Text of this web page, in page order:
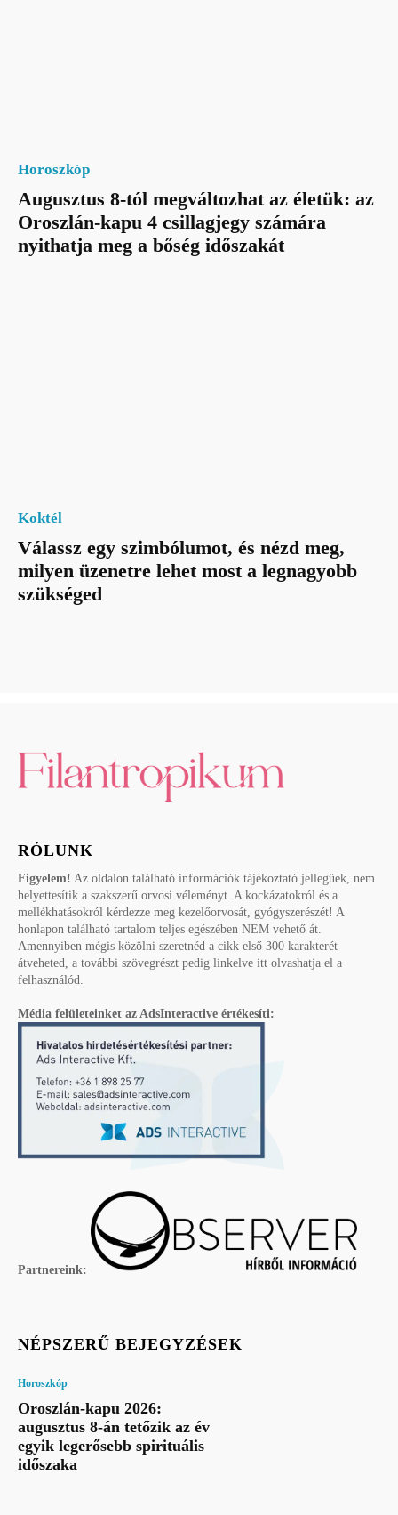
Horoszkóp
Augusztus 8-tól megváltozhat az életük: az
Oroszlán-kapu 4 csillagjegy számára
nyithatja meg a bőség időszakát
Koktél
Válassz egy szimbólumot, és nézd meg,
milyen üzenetre lehet most a legnagyobb
szükséged
RÓLUNK
Figyelem! Az oldalon található információk tájékoztató jellegűek, nem
helyettesítik a szakszerű orvosi véleményt. A kockázatokról és a
mellékhatásokról kérdezze meg kezelőorvosát, gyógyszerészét! A
honlapon található tartalom teljes egészében NEM vehető át.
Amennyiben mégis közölni szeretnéd a cikk első 300 karakterét
átveheted, a további szövegrészt pedig linkelve itt olvashatja el a
felhasználód.
Média felületeinket az AdsInteractive értékesíti:
Partnereink:
NÉPSZERŰ BEJEGYZÉSEK
Horoszkóp
Oroszlán-kapu 2026:
augusztus 8-án tetőzik az év
egyik legerősebb spirituális
időszaka